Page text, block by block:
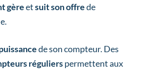
gèreetsuit son offrede
de son compteur. Des
régulierspermettent aux